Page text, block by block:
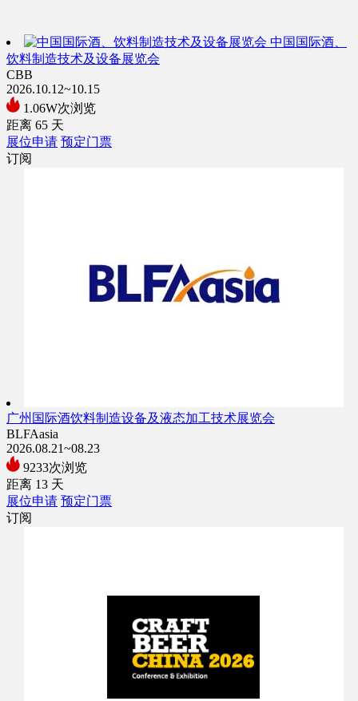
中国国际酒、
饮料制造技术及设备展览会
CBB
2026.10.12~10.15
1.06W次浏览
距离 65 天
展位申请 预定门票
订阅
广州国际酒饮料制造设备及液态加工技术展览会
BLFAasia
2026.08.21~08.23
9233次浏览
距离 13 天
展位申请 预定门票
订阅